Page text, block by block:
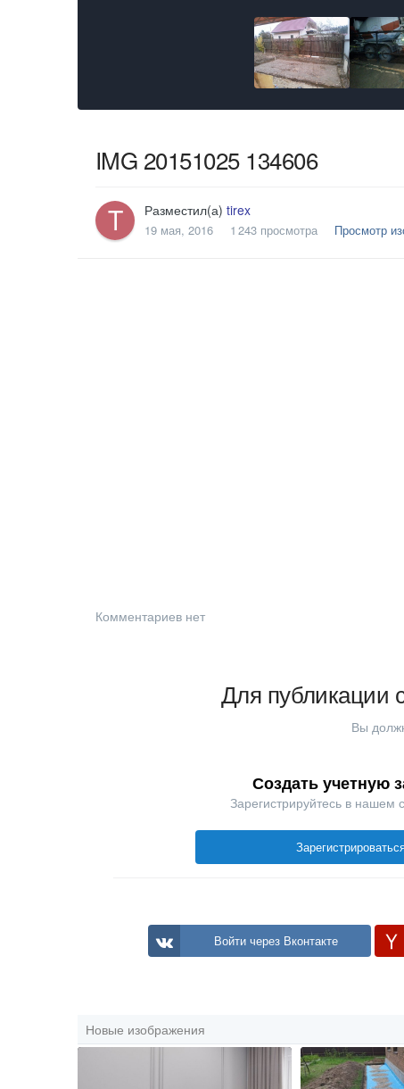
IMG 20151025 134606
Разместил(а) tirex
19 мая, 2016 1 243 просмотра Просмотр
Комментариев нет
Для публикации
Вы
Создать учетную
Зарегистрируйтесь в нашем
Войти через Вконтакте
Новые изображения